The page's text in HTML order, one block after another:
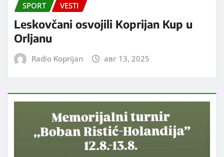
SPORT VESTI
Leskovčani osvojili Koprijan Kup u
Orljanu
Radio Koprijan авг 13, 2025